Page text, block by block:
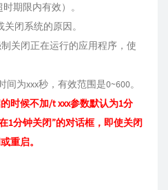
期限内有效）。
闭系统的原因。
关闭正在运行的应用程序，使
为xxx秒，有效范围是0~600。
时候不加/t xxx参数默认为1分
1分钟关闭”的对话框，即使关闭
重启。